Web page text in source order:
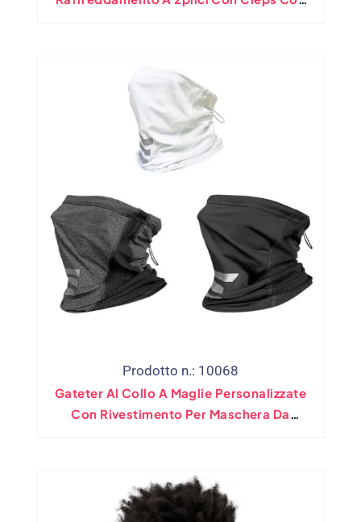
Prodotto n.: 10068
Gateter Al Collo A Maglie Personalizzate
Con Rivestimento Per Maschera Da